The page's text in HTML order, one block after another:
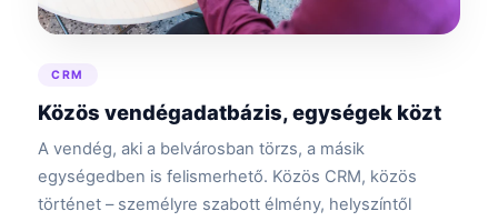
CRM
Közös vendégadatbázis, egységek közt
A vendég, aki a belvárosban törzs, a másik
egységedben is felismerhető. Közös CRM, közös
történet – személyre szabott élmény, helyszíntől